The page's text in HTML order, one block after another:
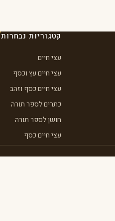
קטגוריות נבחרות
עצי חיים
עצי חיים עץ וכסף
עצי חיים כסף וזהב
כתרים לספר תורה
חושן לספר תורה
עצי חיים כסף